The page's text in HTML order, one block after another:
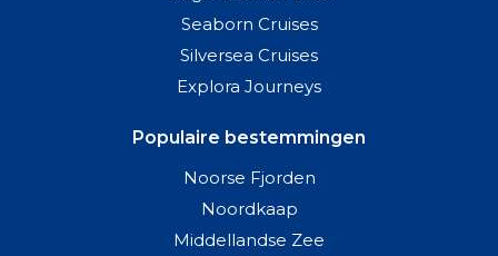
Seaborn Cruises
Silversea Cruises
Explora Journeys
Populaire bestemmingen
Noorse Fjorden
Noordkaap
Middellandse Zee